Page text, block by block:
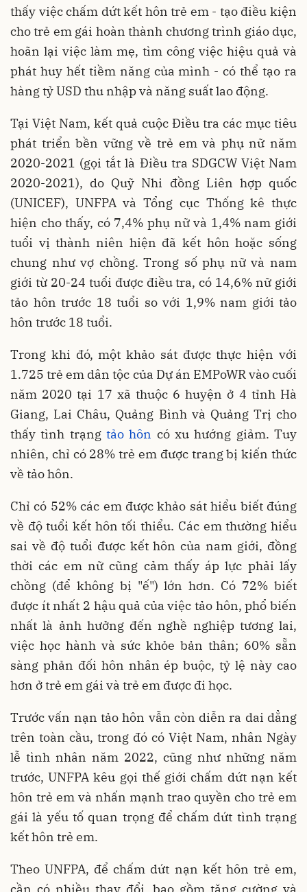
thấy việc chấm dứt kết hôn trẻ em - tạo điều kiện
cho trẻ em gái hoàn thành chương trình giáo dục,
hoãn lại việc làm mẹ, tìm công việc hiệu quả và
phát huy hết tiềm năng của mình - có thể tạo ra
hàng tỷ USD thu nhập và năng suất lao động.
Tại Việt Nam, kết quả cuộc Điều tra các mục tiêu
phát triển bền vững về trẻ em và phụ nữ năm
2020-2021 (gọi tắt là Điều tra SDGCW Việt Nam
2020-2021), do Quỹ Nhi đồng Liên hợp quốc
(UNICEF), UNFPA và Tổng cục Thống kê thực
hiện cho thấy, có 7,4% phụ nữ và 1,4% nam giới
tuổi vị thành niên hiện đã kết hôn hoặc sống
chung như vợ chồng. Trong số phụ nữ và nam
giới từ 20-24 tuổi được điều tra, có 14,6% nữ giới
tảo hôn trước 18 tuổi so với 1,9% nam giới tảo
hôn trước 18 tuổi.
Trong khi đó, một khảo sát được thực hiện với
1.725 trẻ em dân tộc của Dự án EMPoWR vào cuối
năm 2020 tại 17 xã thuộc 6 huyện ở 4 tỉnh Hà
Giang, Lai Châu, Quảng Bình và Quảng Trị cho
thấy tình trạng tảo hôn có xu hướng giảm. Tuy
nhiên, chỉ có 28% trẻ em được trang bị kiến thức
về tảo hôn.
Chỉ có 52% các em được khảo sát hiểu biết đúng
về độ tuổi kết hôn tối thiểu. Các em thường hiểu
sai về độ tuổi được kết hôn của nam giới, đồng
thời các em nữ cũng cảm thấy áp lực phải lấy
chồng (để không bị "ế") lớn hơn. Có 72% biết
được ít nhất 2 hậu quả của việc tảo hôn, phổ biến
nhất là ảnh hưởng đến nghề nghiệp tương lai,
việc học hành và sức khỏe bản thân; 60% sẵn
sàng phản đối hôn nhân ép buộc, tỷ lệ này cao
hơn ở trẻ em gái và trẻ em được đi học.
Trước vấn nạn tảo hôn vẫn còn diễn ra dai dẳng
trên toàn cầu, trong đó có Việt Nam, nhân Ngày
lễ tình nhân năm 2022, cũng như những năm
trước, UNFPA kêu gọi thế giới chấm dứt nạn kết
hôn trẻ em và nhấn mạnh trao quyền cho trẻ em
gái là yếu tố quan trọng để chấm dứt tình trạng
kết hôn trẻ em.
Theo UNFPA, để chấm dứt nạn kết hôn trẻ em,